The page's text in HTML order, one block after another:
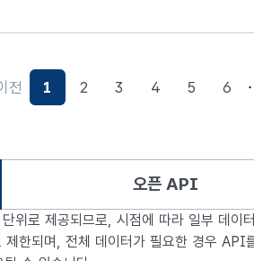
전 1 2 3 4 5 6
오픈 API
위로 제공되므로, 시점에 따라 일부 데이
한되며, 전체 데이터가 필요한 경우 API